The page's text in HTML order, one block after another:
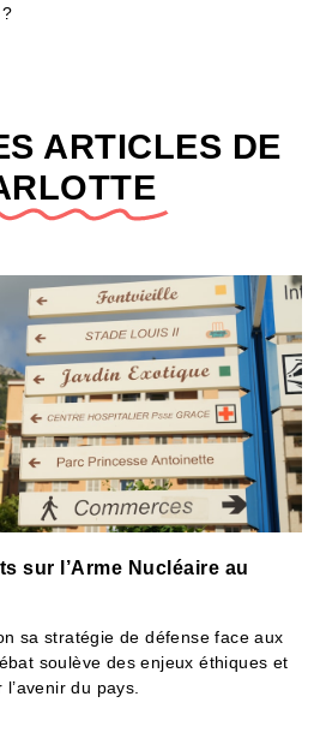
ARTICLES DE
sur l’Arme Nucléaire au
sa stratégie de défense face aux
soulève des enjeux éthiques et
du pays.